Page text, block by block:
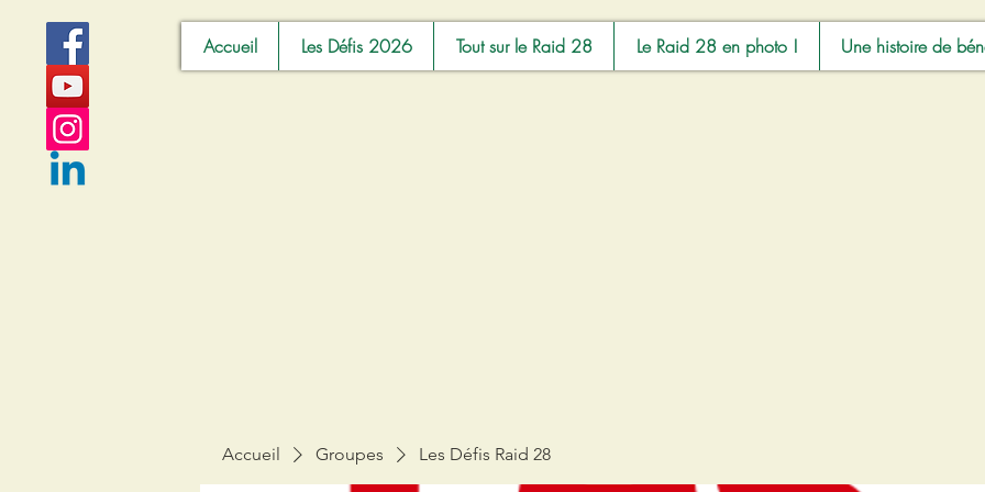
Accueil Les Défis 2026 Tout sur le Raid 28 Le Raid 28 en photo ! Une histoire de
Accueil Groupes Les Défis Raid 28